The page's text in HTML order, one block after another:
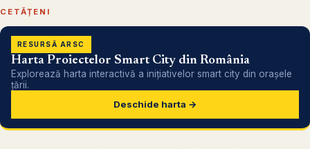
CETĂȚENI
RESURSĂ ARSC
Harta Proiectelor Smart City din România
Explorează harta interactivă a inițiativelor smart city din orașele
țării.
Deschide harta →